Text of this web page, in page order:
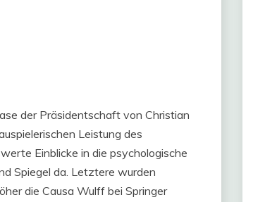
der Präsidentschaft von Christian
Leistung des
Einblicke in die psychologische
Spiegel da. Letztere wurden
die Causa Wulff bei Springer